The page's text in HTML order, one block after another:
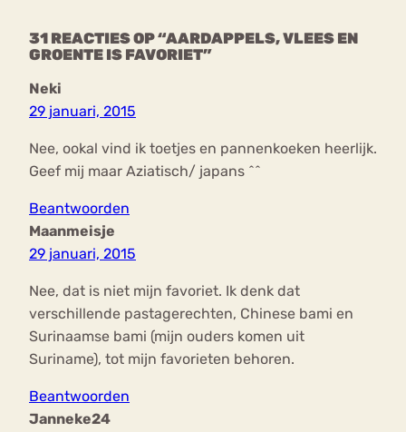
31 REACTIES OP “AARDAPPELS, VLEES EN
GROENTE IS FAVORIET”
Neki
29 januari, 2015
Nee, ookal vind ik toetjes en pannenkoeken heerlijk.
Geef mij maar Aziatisch/ japans ^^
Beantwoorden
Maanmeisje
29 januari, 2015
Nee, dat is niet mijn favoriet. Ik denk dat
verschillende pastagerechten, Chinese bami en
Surinaamse bami (mijn ouders komen uit
Suriname), tot mijn favorieten behoren.
Beantwoorden
Janneke24